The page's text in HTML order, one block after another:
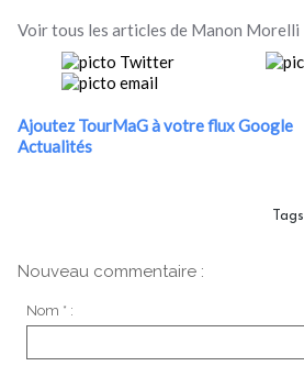
Voir tous les articles de Manon Morelli
Ajoutez TourMaG à votre flux Google
Actualités
Tags
Nouveau commentaire :
Nom * :